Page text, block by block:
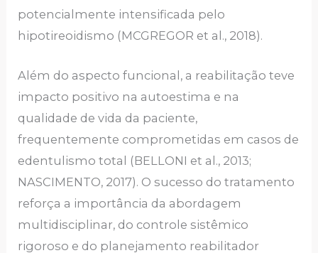
potencialmente intensificada pelo
hipotireoidismo (MCGREGOR et al., 2018).
Além do aspecto funcional, a reabilitação teve
impacto positivo na autoestima e na
qualidade de vida da paciente,
frequentemente comprometidas em casos de
edentulismo total (BELLONI et al., 2013;
NASCIMENTO, 2017). O sucesso do tratamento
reforça a importância da abordagem
multidisciplinar, do controle sistêmico
rigoroso e do planejamento reabilitador